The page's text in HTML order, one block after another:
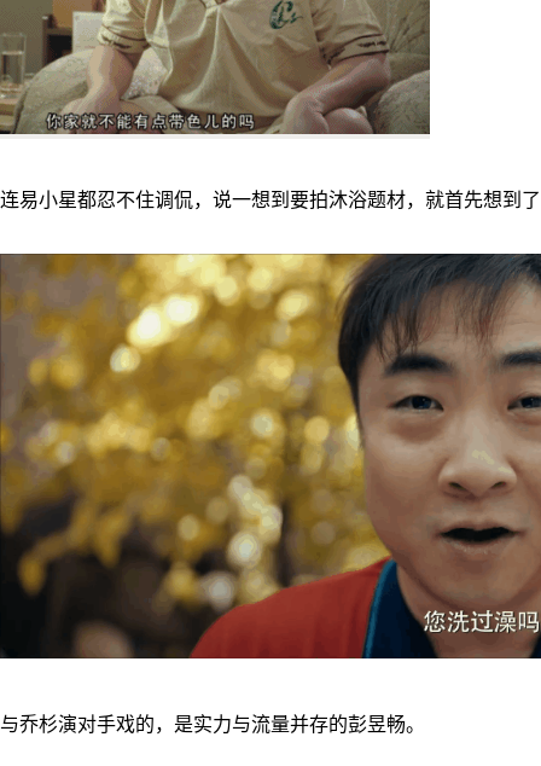
连易小星都忍不住调侃，说一想到要拍沐浴题材，就首先想
与乔杉演对手戏的，是实力与流量并存的彭昱畅。